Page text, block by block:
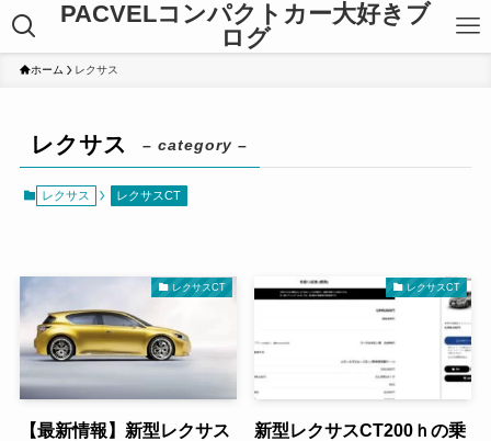
PACVELコンパクトカー大好きブ
ログ
ホーム レクサス
レクサス – category –
レクサス レクサスCT
レクサスCT
【最新情報】新型レクサス
レクサスCT
新型レクサスCT200ｈの乗